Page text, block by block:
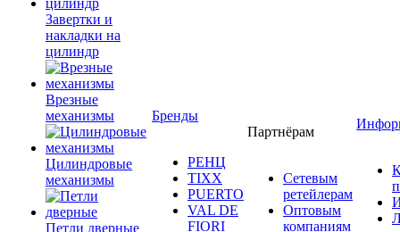
Завертки и
накладки на
цилиндр
Врезные
механизмы
Цилиндровые
механизмы
Петли дверные
Бренды
РЕНЦ
TIXX
PUERTO
VAL DE
FIORI
Партнёрам
Сетевым
ретейлерам
Оптовым
компаниям